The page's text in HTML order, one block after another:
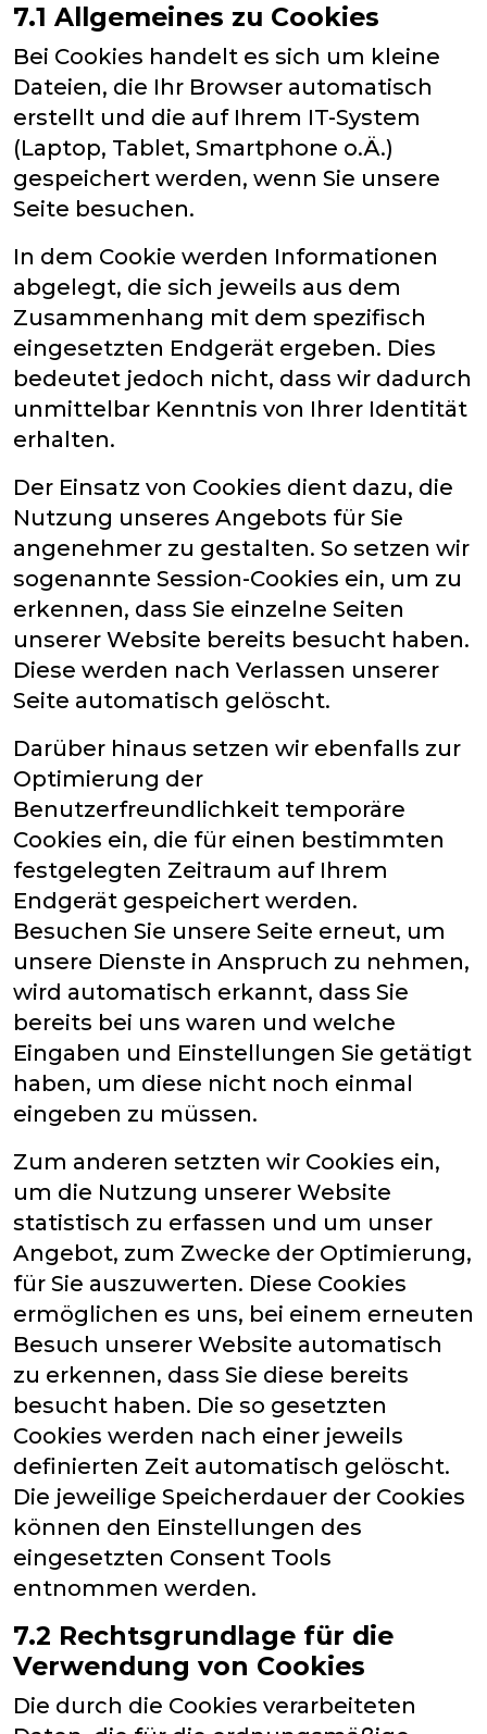
7.1 Allgemeines zu Cookies
Bei Cookies handelt es sich um kleine
Dateien, die Ihr Browser automatisch
erstellt und die auf Ihrem IT-System
(Laptop, Tablet, Smartphone o.Ä.)
gespeichert werden, wenn Sie unsere
Seite besuchen.
In dem Cookie werden Informationen
abgelegt, die sich jeweils aus dem
Zusammenhang mit dem spezifisch
eingesetzten Endgerät ergeben. Dies
bedeutet jedoch nicht, dass wir dadurch
unmittelbar Kenntnis von Ihrer Identität
erhalten.
Der Einsatz von Cookies dient dazu, die
Nutzung unseres Angebots für Sie
angenehmer zu gestalten. So setzen wir
sogenannte Session-Cookies ein, um zu
erkennen, dass Sie einzelne Seiten
unserer Website bereits besucht haben.
Diese werden nach Verlassen unserer
Seite automatisch gelöscht.
Darüber hinaus setzen wir ebenfalls zur
Optimierung der
Benutzerfreundlichkeit temporäre
Cookies ein, die für einen bestimmten
festgelegten Zeitraum auf Ihrem
Endgerät gespeichert werden.
Besuchen Sie unsere Seite erneut, um
unsere Dienste in Anspruch zu nehmen,
wird automatisch erkannt, dass Sie
bereits bei uns waren und welche
Eingaben und Einstellungen Sie getätigt
haben, um diese nicht noch einmal
eingeben zu müssen.
Zum anderen setzten wir Cookies ein,
um die Nutzung unserer Website
statistisch zu erfassen und um unser
Angebot, zum Zwecke der Optimierung,
für Sie auszuwerten. Diese Cookies
ermöglichen es uns, bei einem erneuten
Besuch unserer Website automatisch
zu erkennen, dass Sie diese bereits
besucht haben. Die so gesetzten
Cookies werden nach einer jeweils
definierten Zeit automatisch gelöscht.
Die jeweilige Speicherdauer der Cookies
können den Einstellungen des
eingesetzten Consent Tools
entnommen werden.
7.2 Rechtsgrundlage für die
Verwendung von Cookies
Die durch die Cookies verarbeiteten